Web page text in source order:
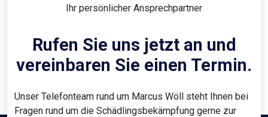
Ihr persönlicher Ansprechpartner
Rufen Sie uns jetzt an und
vereinbaren Sie einen Termin.
Unser Telefonteam rund um Marcus Wöll steht Ihnen bei
Fragen rund um die Schädlingsbekämpfung gerne zur